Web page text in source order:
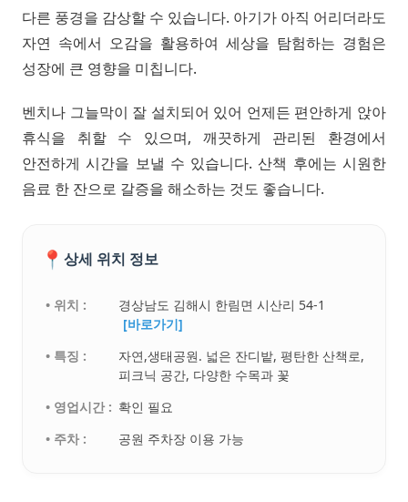
다른 풍경을 감상할 수 있습니다. 아기가 아직 어리더라도
자연 속에서 오감을 활용하여 세상을 탐험하는 경험은
성장에 큰 영향을 미칩니다.
벤치나 그늘막이 잘 설치되어 있어 언제든 편안하게 앉아
휴식을 취할 수 있으며, 깨끗하게 관리된 환경에서
안전하게 시간을 보낼 수 있습니다. 산책 후에는 시원한
음료 한 잔으로 갈증을 해소하는 것도 좋습니다.
📍 상세 위치 정보
• 위치 :
경상남도 김해시 한림면 시산리 54-1
[바로가기]
• 특징 :
자연,생태공원. 넓은 잔디밭, 평탄한 산책로,
피크닉 공간, 다양한 수목과 꽃
• 영업시간 : 확인 필요
• 주차 :
공원 주차장 이용 가능